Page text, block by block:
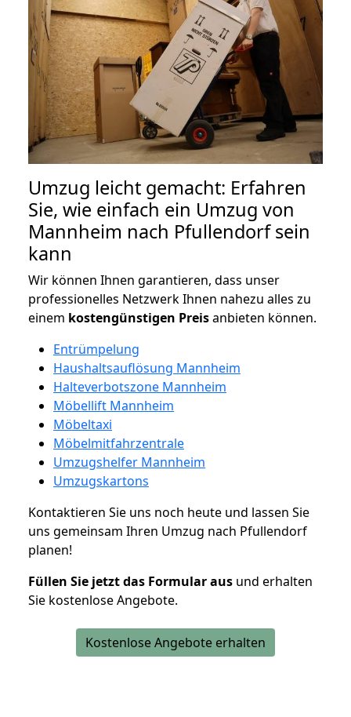
Umzug leicht gemacht: Erfahren
Sie, wie einfach ein Umzug von
Mannheim nach Pfullendorf sein
kann
Wir können Ihnen garantieren, dass unser
professionelles Netzwerk Ihnen nahezu alles zu
einem kostengünstigen Preisanbieten können.
Entrümpelung
Haushaltsauflösung Mannheim
Halteverbotszone Mannheim
Möbellift Mannheim
Möbeltaxi
Möbelmitfahrzentrale
Umzugshelfer Mannheim
Umzugskartons
Kontaktieren Sie uns noch heute und lassen Sie
uns gemeinsam Ihren Umzug nach Pfullendorf
planen!
Füllen Sie jetzt das Formular aus und erhalten
Sie kostenlose Angebote.
Kostenlose Angebote erhalten